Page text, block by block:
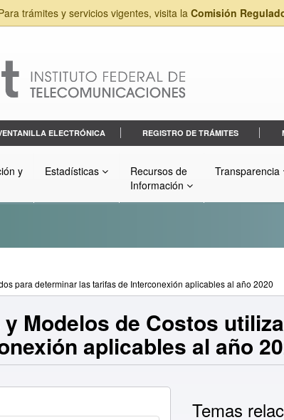
trámites y servicios vigentes, visita la Comisión
ELECTRÓNICA REGISTRO DE TRÁMITES
y
Estadísticas
Recursos de
Información
Transparencia
para determinar las tarifas de Interconexión aplicables al año 2020
Modelos de Costos
aplicables al año
Temas